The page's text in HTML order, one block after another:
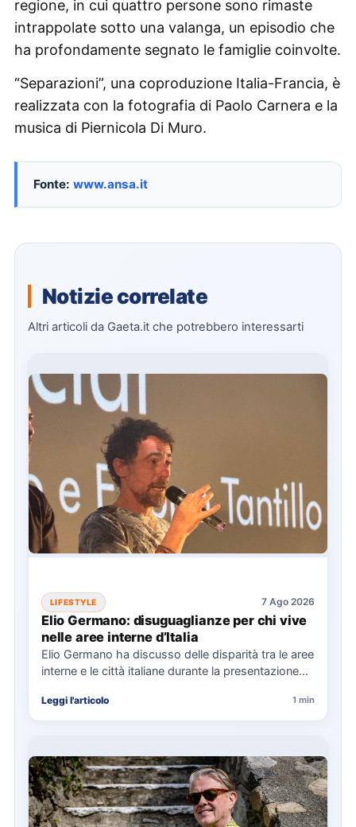
regione, in cui quattro persone sono rimaste
intrappolate sotto una valanga, un episodio che
ha profondamente segnato le famiglie coinvolte.
“Separazioni”, una coproduzione Italia-Francia, è
realizzata con la fotografia di Paolo Carnera e la
musica di Piernicola Di Muro.
Fonte: www.ansa.it
Notizie correlate
Altri articoli da Gaeta.it che potrebbero interessarti
LIFESTYLE 7 Ago 2026
Elio Germano: disuguaglianze per chi vive
nelle aree interne d’Italia
Elio Germano ha discusso delle disparità tra le aree
interne e le città italiane durante la presentazione
Leggi l'articolo 1 min